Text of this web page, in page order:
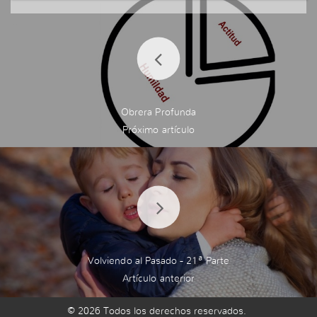
ya quiero dejar de ser tan sentimental y luego lle
ga algo y vuelvo a caer en el mismo lugar de sent
imientos lloro y cuando lloro me siento débil es c
omo sentir insegura por llorar me siento tonta pe
ro durante estos audios es como tener que ser f
uerte aunque cuando los escucho lloro porque m
e hacen recordar y ver para mí y decir tienes que
Obrera Profunda
Volviendo al Pasado - 21ª Parte
© 2026 Todos los derechos reservados.